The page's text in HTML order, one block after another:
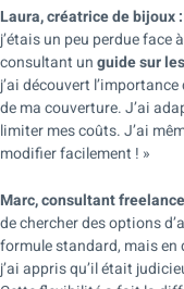
Laura, créatrice de bijoux :
j’étais un peu perdue face
consultant unguide sur
j’ai découvert
de ma couverture. J’ai
limiter mes coûts. J’ai
modifier facilement ! »
Marc, consultant
de chercher des options
formule standard, mais en
j’ai appris qu’il était